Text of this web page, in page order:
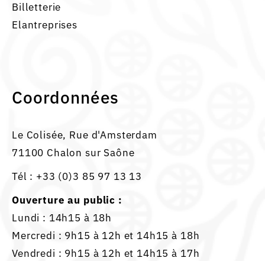
Billetterie
Elantreprises
Coordonnées
Le Colisée, Rue d'Amsterdam
71100 Chalon sur Saône
Tél : +33 (0)3 85 97 13 13
Ouverture au public :
Lundi : 14h15 à 18h
Mercredi : 9h15 à 12h et 14h15 à 18h
Vendredi : 9h15 à 12h et 14h15 à 17h